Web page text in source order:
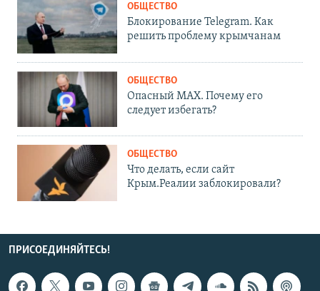
ОБЩЕСТВО
Блокирование Telegram. Как
решить проблему крымчанам
ОБЩЕСТВО
Опасный MAX. Почему его
следует избегать?
ОБЩЕСТВО
Что делать, если сайт
Крым.Реалии заблокировали?
ПРИСОЕДИНЯЙТЕСЬ!